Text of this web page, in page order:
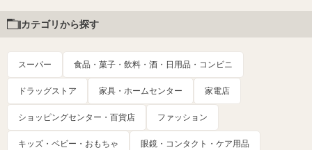
カテゴリから探す
スーパー 食品・菓子・飲料・酒・日用品・コンビニ
ドラッグストア 家具・ホームセンター 家電店
ショッピングセンター・百貨店 ファッション
キッズ・ベビー・おもちゃ 眼鏡・コンタクト・ケア用品